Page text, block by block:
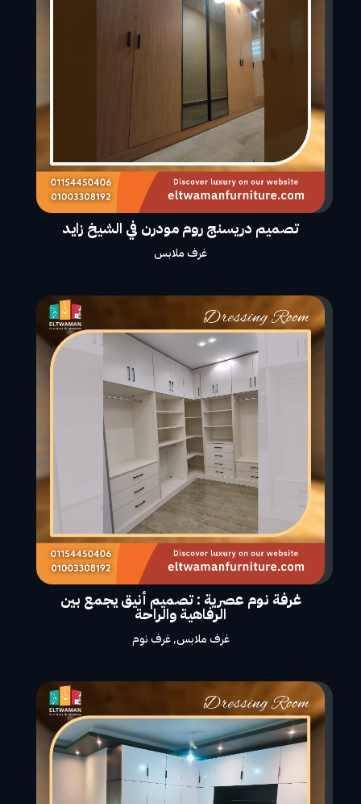
تصميم دريسنج روم مودرن في الشيخ زايد
غرف ملابس
غرفة نوم عصرية : تصميم أنيق يجمع بين
الرفاهية والراحة
غرف ملابس,غرف نوم